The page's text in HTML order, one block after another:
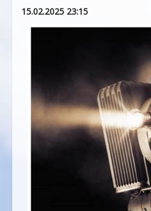
15.02.2025 23:15